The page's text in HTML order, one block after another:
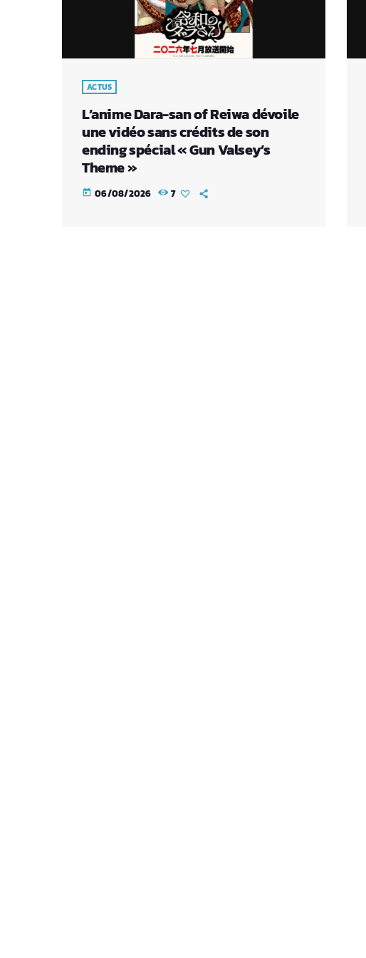
ACTUS
L’anime Dara-san of Reiwa dévoile
une vidéo sans crédits de son
ending spécial « Gun Valsey’s
Theme »
today 06/08/2026 7